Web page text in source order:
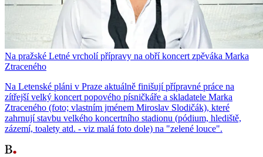
Na pražské Letné vrcholí přípravy na obří koncert zpěváka Marka
Ztraceného
Na Letenské pláni v Praze aktuálně finišují přípravné práce na
zítřejší velký koncert popového písničkáře a skladatele Marka
Ztraceného (foto; vlastním jménem Miroslav Slodičák), které
zahrnují stavbu velkého koncertního stadionu (pódium, hlediště,
zázemí, toalety atd. - viz malá foto dole) na "zelené louce".